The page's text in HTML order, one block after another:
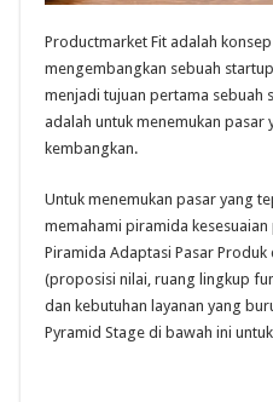
Productmarket Fit adalah
mengembangkan sebuah
menjadi tujuan pertama sebuah
adalah untuk menemukan
kembangkan.
Untuk menemukan pasar yang
memahami piramida
Piramida Adaptasi Pasar
(proposisi nilai, ruang lingkup
dan kebutuhan layanan yang
Pyramid Stage di bawah ini